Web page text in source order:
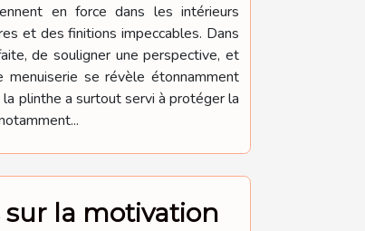
en force dans les intérieurs
et des finitions impeccables. Dans
de souligner une perspective, et
se révèle étonnamment
plinthe a surtout servi à protéger la
la motivation